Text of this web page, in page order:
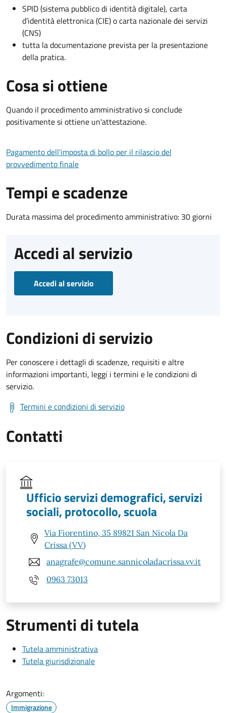
SPID (sistema pubblico di identità digitale), carta
d’identità elettronica (CIE) o carta nazionale dei servizi
(CNS)
tutta la documentazione prevista per la presentazione
della pratica.
Cosa si ottiene
Quando il procedimento amministrativo si conclude
positivamente si ottiene un'attestazione.
Pagamento dell'imposta di bollo per il rilascio del
provvedimento finale
Tempi e scadenze
Durata massima del procedimento amministrativo: 30 giorni
Accedi al servizio
Accedi al servizio
Condizioni di servizio
Per conoscere i dettagli di scadenze, requisiti e altre
informazioni importanti, leggi i termini e le condizioni di
servizio.
Termini e condizioni di servizio
Contatti
Ufficio servizi demografici, servizi
sociali, protocollo, scuola
Via Fiorentino, 35 89821 San Nicola Da
Crissa (VV)
anagrafe@comune.sannicoladacrissa.vv.it
0963 73013
Strumenti di tutela
Tutela amministrativa
Tutela giurisdizionale
Argomenti:
Immigrazione